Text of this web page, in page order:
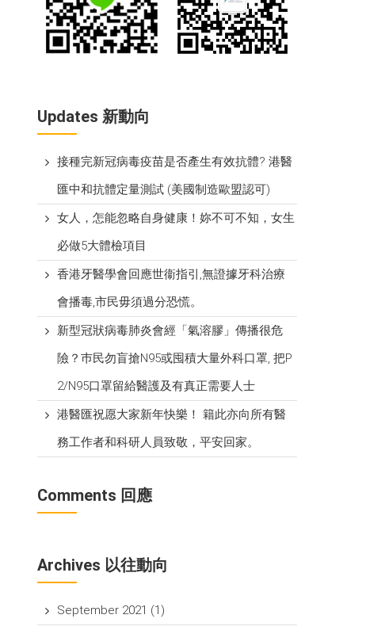
Updates 新動向
接種完新冠病毒疫苗是否產生有效抗體? 港醫
匯中和抗體定量測試 (美國制造歐盟認可)
女人，怎能忽略自身健康！妳不可不知，女生
必做5大體檢項目
香港牙醫學會回應世衞指引,無證據牙科治療
會播毒,市民毋須過分恐慌。
新型冠狀病毒肺炎會經「氣溶膠」傳播很危
險？巿民勿盲搶N95或囤積大量外科口罩, 把P​
2/N95口罩留給醫護及有真正需要人士
港醫匯祝愿大家新年快樂！ 籍此亦向所有醫
務工作者和科研人員致敬，平安回家。
Comments 回應
Archives 以往動向
September 2021 (1)